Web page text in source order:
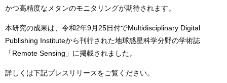
かつ高精度なメタンのモニタリングが期待されます。
本研究の成果は、令和2年9月25日付でMultidisciplinary Digital
Publishing Instituteから刊行された地球惑星科学分野の学術誌
「Remote Sensing」に掲載されました。
詳しくは下記プレスリリースをご覧ください。